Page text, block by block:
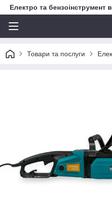
Електро та бензоінструмент в
Товари та послуги